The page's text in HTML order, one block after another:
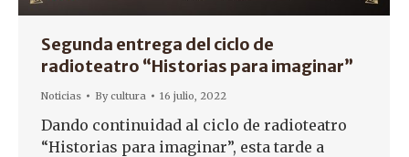
Segunda entrega del ciclo de
radioteatro “Historias para imaginar”
Noticias Bycultura 16 julio, 2022
Dando continuidad al ciclo de radioteatro
“Historias para imaginar”, esta tarde a